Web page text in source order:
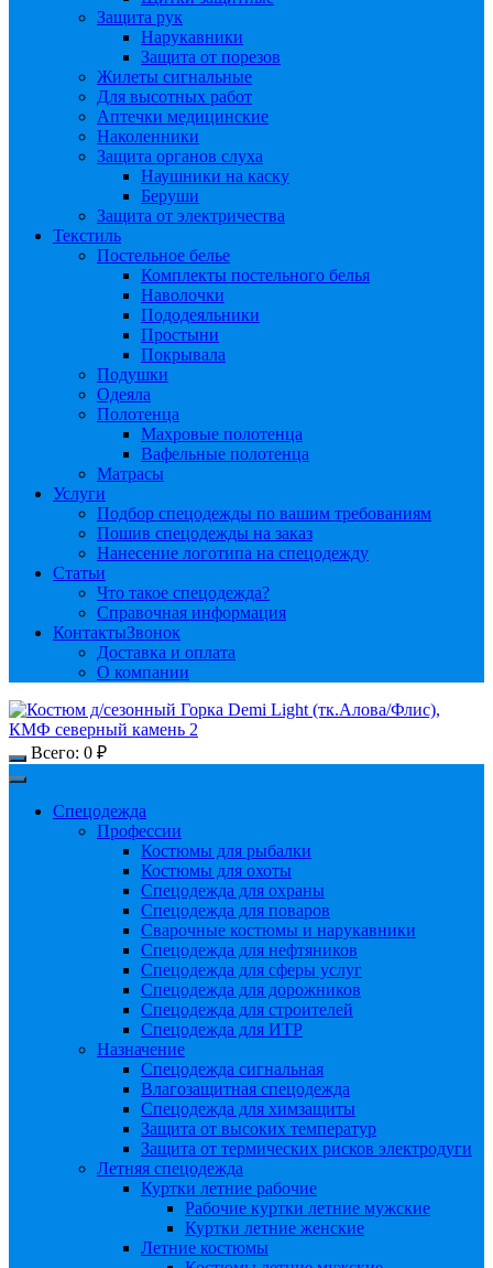
Защита рук
Нарукавники
Защита от порезов
Жилеты сигнальные
Для высотных работ
Аптечки медицинские
Наколенники
Защита органов слуха
Наушники на каску
Беруши
Защита от электричества
Текстиль
Постельное белье
Комплекты постельного белья
Наволочки
Пододеяльники
Простыни
Покрывала
Подушки
Одеяла
Полотенца
Махровые полотенца
Вафельные полотенца
Матрасы
Услуги
Подбор спецодежды по вашим требованиям
Пошив спецодежды на заказ
Нанесение логотипа на спецодежду
Статьи
Что такое спецодежда?
Справочная информация
КонтактыЗвонок
Доставка и оплата
О компании
Всего: 0 ₽
Спецодежда
Профессии
Костюмы для рыбалки
Костюмы для охоты
Спецодежда для охраны
Спецодежда для поваров
Сварочные костюмы и нарукавники
Спецодежда для нефтяников
Спецодежда для сферы услуг
Спецодежда для дорожников
Спецодежда для строителей
Спецодежда для ИТР
Назначение
Спецодежда сигнальная
Влагозащитная спецодежда
Спецодежда для химзащиты
Защита от высоких температур
Защита от термических рисков электродуги
Летняя спецодежда
Куртки летние рабочие
Рабочие куртки летние мужские
Куртки летние женские
Летние костюмы